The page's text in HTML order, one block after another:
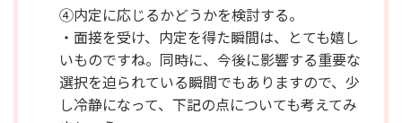
④内定に応じるかどうかを検討する。
・面接を受け、内定を得た瞬間は、とても嬉し
いものですね。同時に、今後に影響する重要な
選択を迫られている瞬間でもありますので、少
し冷静になって、下記の点についても考えてみ